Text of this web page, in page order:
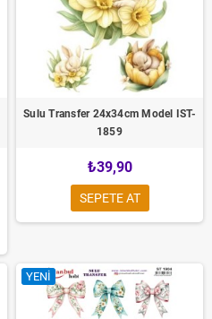
Sulu Transfer 24x34cm Model IST-
1859
₺39,90
SEPETE AT
YENI